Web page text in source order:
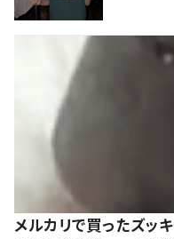
メルカリで買ったズッ